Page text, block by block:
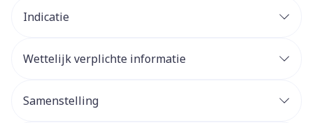
Indicatie
Wettelijk verplichte informatie
Samenstelling